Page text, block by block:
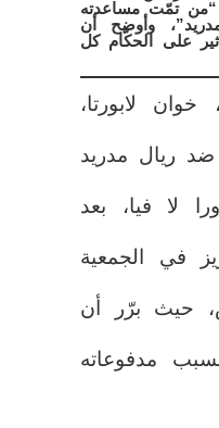
“من تمّت مساعدته
وأوضح أن
على الحكّام كل
لابورتا،
ضد ريال مدريد
لا فيا، بعد
في الجمعية
حيث برّر أن
مدفوعاته